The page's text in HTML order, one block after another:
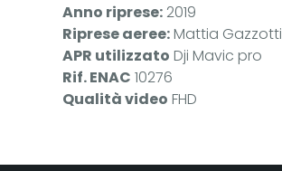
Anno riprese: 2019
Riprese aeree:Mattia Gazzotti
APR utilizzato Dji Mavic pro
Rif. ENAC 10276
Qualità video FHD